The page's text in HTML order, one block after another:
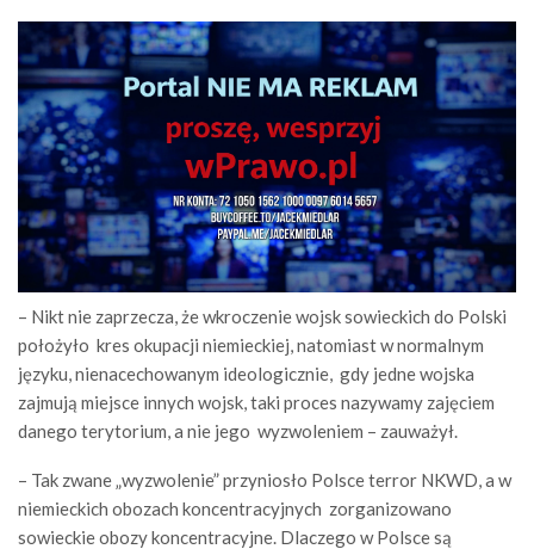
– Nikt nie zaprzecza, że wkroczenie wojsk sowieckich do Polski
położyło kres okupacji niemieckiej, natomiast w normalnym
języku, nienacechowanym ideologicznie, gdy jedne wojska
zajmują miejsce innych wojsk, taki proces nazywamy zajęciem
danego terytorium, a nie jego wyzwoleniem – zauważył.
– Tak zwane „wyzwolenie” przyniosło Polsce terror NKWD, a w
niemieckich obozach koncentracyjnych zorganizowano
sowieckie obozy koncentracyjne. Dlaczego w Polsce są